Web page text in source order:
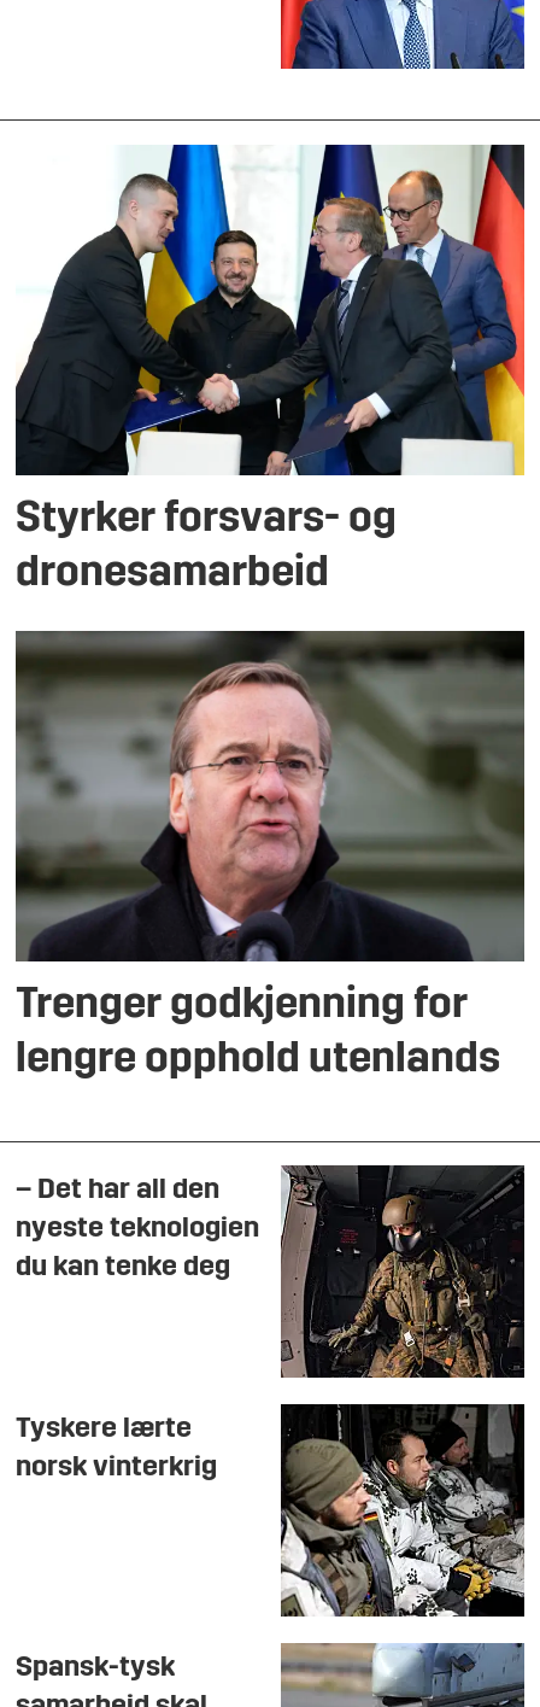
Styrker forsvars- og
dronesamarbeid
Trenger godkjenning for
lengre opphold utenlands
– Det har all den
nyeste teknologien
du kan tenke deg
Tyskere lærte
norsk vinterkrig
Spansk-tysk